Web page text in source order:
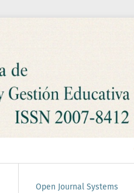
Open Journal Systems